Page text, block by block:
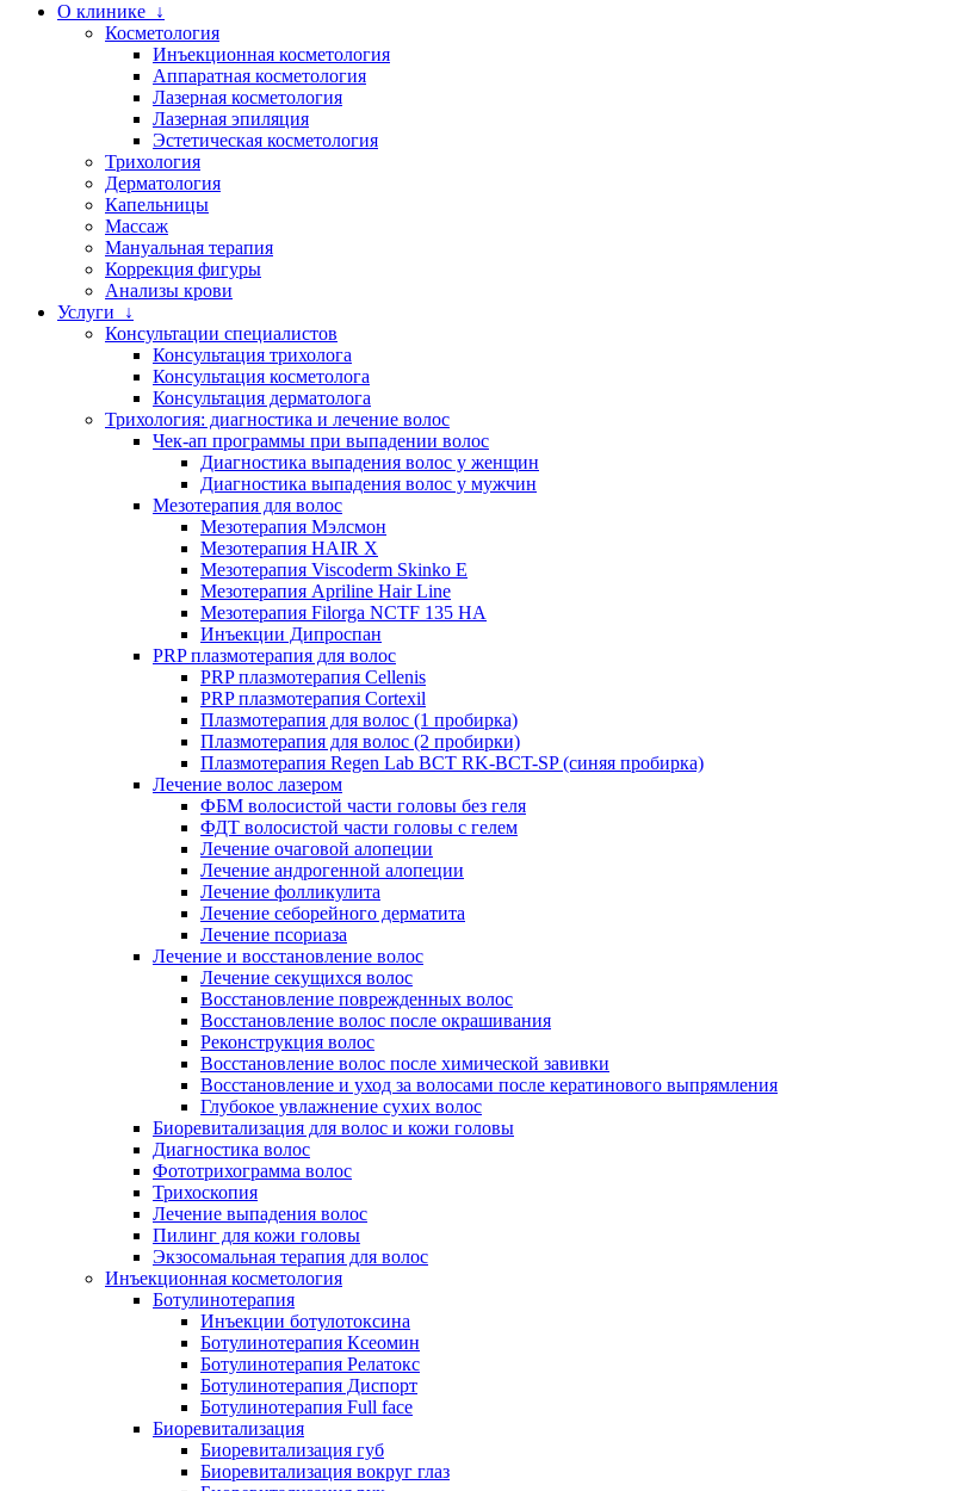
О клинике ↓
Косметология
Инъекционная косметология
Аппаратная косметология
Лазерная косметология
Лазерная эпиляция
Эстетическая косметология
Трихология
Дерматология
Капельницы
Массаж
Мануальная терапия
Коррекция фигуры
Анализы крови
Услуги ↓
Консультации специалистов
Консультация трихолога
Консультация косметолога
Консультация дерматолога
Трихология: диагностика и лечение волос
Чек-ап программы при выпадении волос
Диагностика выпадения волос у женщин
Диагностика выпадения волос у мужчин
Мезотерапия для волос
Мезотерапия Мэлсмон
Мезотерапия HAIR X
Мезотерапия Viscoderm Skinko E
Мезотерапия Apriline Hair Line
Мезотерапия Filorga NCTF 135 HA
Инъекции Дипроспан
PRP плазмотерапия для волос
PRP плазмотерапия Cellenis
PRP плазмотерапия Cortexil
Плазмотерапия для волос (1 пробирка)
Плазмотерапия для волос (2 пробирки)
Плазмотерапия Regen Lab BCT RK-BCT-SP (синяя пробирка)
Лечение волос лазером
ФБМ волосистой части головы без геля
ФДТ волосистой части головы с гелем
Лечение очаговой алопеции
Лечение андрогенной алопеции
Лечение фолликулита
Лечение себорейного дерматита
Лечение псориаза
Лечение и восстановление волос
Лечение секущихся волос
Восстановление поврежденных волос
Восстановление волос после окрашивания
Реконструкция волос
Восстановление волос после химической завивки
Восстановление и уход за волосами после кератинового выпрямления
Глубокое увлажнение сухих волос
Биоревитализация для волос и кожи головы
Диагностика волос
Фототрихограмма волос
Трихоскопия
Лечение выпадения волос
Пилинг для кожи головы
Экзосомальная терапия для волос
Инъекционная косметология
Ботулинотерапия
Инъекции ботулотоксина
Ботулинотерапия Ксеомин
Ботулинотерапия Релатокс
Ботулинотерапия Диспорт
Ботулинотерапия Full face
Биоревитализация
Биоревитализация губ
Биоревитализация вокруг глаз